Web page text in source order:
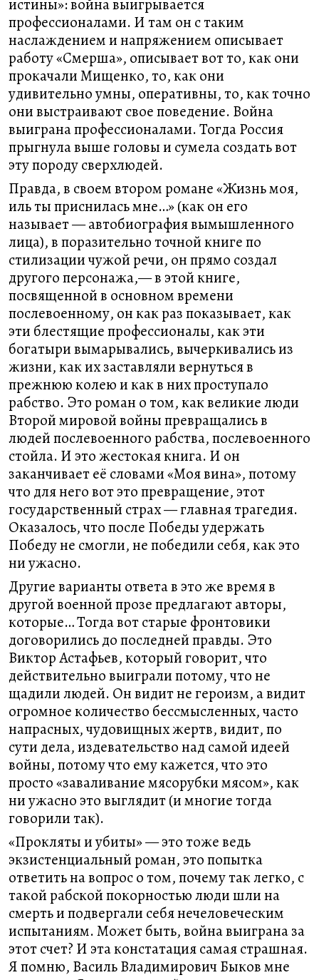
истины»: война выигрывается
профессионалами. И там он с таким
наслаждением и напряжением описывает
работу «Смерша», описывает вот то, как они
прокачали Мищенко, то, как они
удивительно умны, оперативны, то, как точно
они выстраивают свое поведение. Война
выиграна профессионалами. Тогда Россия
прыгнула выше головы и сумела создать вот
эту породу сверхлюдей.
Правда, в своем втором романе «Жизнь моя,
иль ты приснилась мне…» (как он его
называет — автобиография вымышленного
лица), в поразительно точной книге по
стилизации чужой речи, он прямо создал
другого персонажа,— в этой книге,
посвященной в основном времени
послевоенному, он как раз показывает, как
эти блестящие профессионалы, как эти
богатыри вымарывались, вычеркивались из
жизни, как их заставляли вернуться в
прежнюю колею и как в них проступало
рабство. Это роман о том, как великие люди
Второй мировой войны превращались в
людей послевоенного рабства, послевоенного
стойла. И это жестокая книга. И он
заканчивает её словами «Моя вина», потому
что для него вот это превращение, этот
государственный страх — главная трагедия.
Оказалось, что после Победы удержать
Победу не смогли, не победили себя, как это
ни ужасно.
Другие варианты ответа в это же время в
другой военной прозе предлагают авторы,
которые… Тогда вот старые фронтовики
договорились до последней правды. Это
Виктор Астафьев, который говорит, что
действительно выиграли потому, что не
щадили людей. Он видит не героизм, а видит
огромное количество бессмысленных, часто
напрасных, чудовищных жертв, видит, по
сути дела, издевательство над самой идеей
войны, потому что ему кажется, что это
просто «заваливание мясорубки мясом», как
ни ужасно это выглядит (и многие тогда
говорили так).
«Прокляты и убиты» — это тоже ведь
экзистенциальный роман, это попытка
ответить на вопрос о том, почему так легко, с
такой рабской покорностью люди шли на
смерть и подвергали себя нечеловеческим
испытаниям. Может быть, война выиграна за
этот счет? И эта констатация самая страшная.
Я помню, Василь Владимирович Быков мне